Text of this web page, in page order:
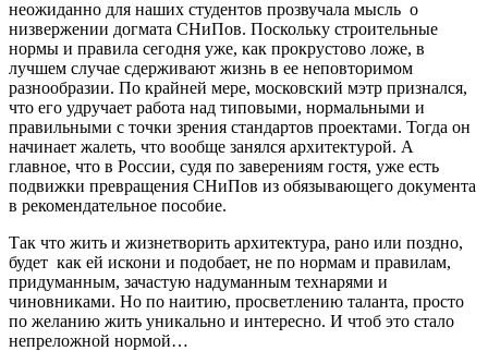
неожиданно для наших студентов прозвучала мысль о
низвержении догмата СНиПов. Поскольку строительные
нормы и правила сегодня уже, как прокрустово ложе, в
лучшем случае сдерживают жизнь в ее неповторимом
разнообразии. По крайней мере, московский мэтр признался,
что его удручает работа над типовыми, нормальными и
правильными с точки зрения стандартов проектами. Тогда он
начинает жалеть, что вообще занялся архитектурой. А
главное, что в России, судя по заверениям гостя, уже есть
подвижки превращения СНиПов из обязывающего документа
в рекомендательное пособие.
Так что жить и жизнетворить архитектура, рано или поздно,
будет как ей искони и подобает, не по нормам и правилам,
придуманным, зачастую надуманным технарями и
чиновниками. Но по наитию, просветлению таланта, просто
по желанию жить уникально и интересно. И чтоб это стало
непреложной нормой…